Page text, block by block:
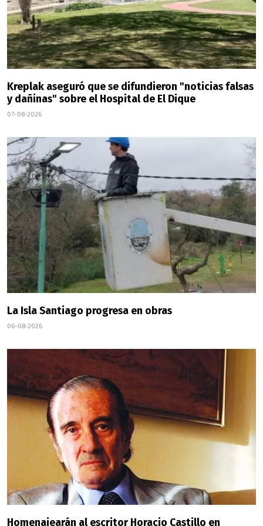
Kreplak aseguró que se difundieron "noticias falsas
y dañinas" sobre el Hospital de El Dique
07-08-2026
La Isla Santiago progresa en obras
06-08-2026
Homenajearán al escritor Horacio Castillo en